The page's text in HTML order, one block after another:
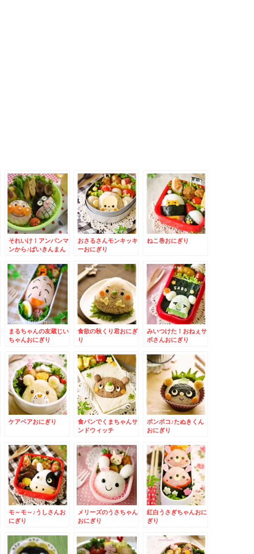
それいけ！アンパンマ
ンから♪ばいきんまん
いきんまん★
おさるさんモンキッキ
ーおにぎり
ねこ巻おにぎり
まるちゃんの友蔵じい
ちゃんおにぎり
食欲の秋くり君おにぎ
り
みいつけた！おねぇサ
ボさんおにぎり
ケアベアおにぎり
食パンでくまちゃんサ
ンドウィッチ
ポンポコ♪たぬきくん
おにぎり
モ～モ～♪うしさんお
にぎり
メリーズのうさちゃん
おにぎり
紅白うさぎちゃんおに
ぎり